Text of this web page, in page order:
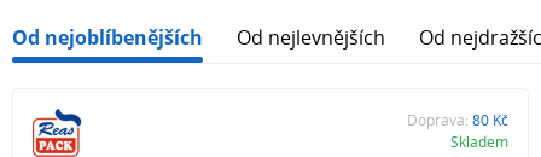
Od nejoblíbenějších Od nejlevnějších Od
Doprava: 80 Kč
Skladem